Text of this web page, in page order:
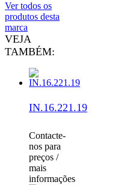
Ver todos os
produtos desta
marca
VEJA
TAMBÉM:
IN.16.221.19
Contacte-
nos para
preços /
mais
informações